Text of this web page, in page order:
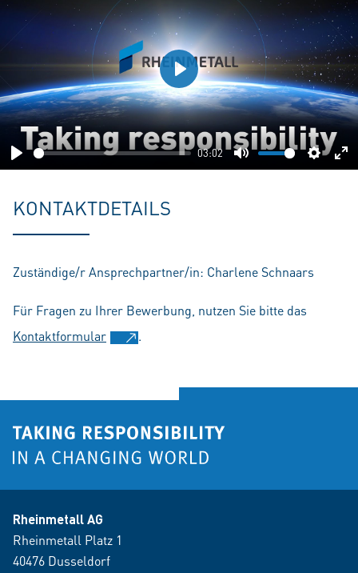
Play
03:02
Mute
Play
KONTAKTDETAILS
Zuständige/r Ansprechpartner/in: Charlene Schnaars
Für Fragen zu Ihrer Bewerbung, nutzen Sie bitte das
Kontaktformular
.
Rheinmetall AG
Rheinmetall Platz 1
40476 Dusseldorf